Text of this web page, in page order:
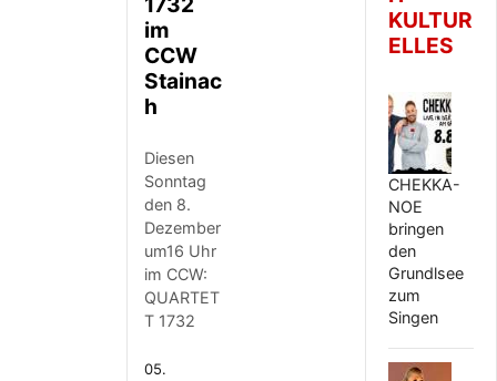
im
CCW
Stainac
h
Diesen
Sonntag
den 8.
Dezember
um16 Uhr
im CCW:
QUARTET
T 1732
05.
KULTUR
ELLES
CHEKKA-
NOE
bringen
den
Grundlsee
zum
Singen